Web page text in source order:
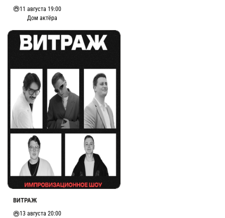
11 августа 19:00
Дом актёра
ВИТРАЖ
13 августа 20:00